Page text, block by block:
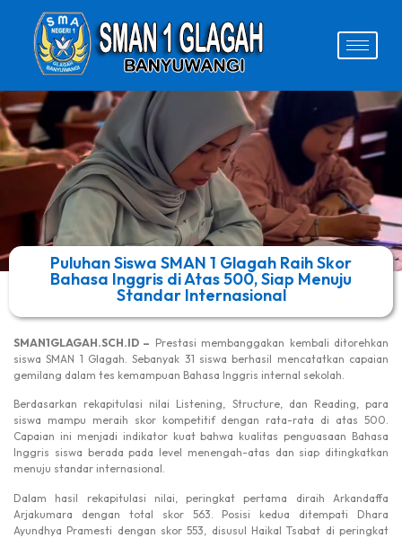
Puluhan Siswa SMAN 1 Glagah Raih Skor
Bahasa Inggris di Atas 500, Siap Menuju
Standar Internasional
SMAN1GLAGAH.SCH.ID – Prestasi membanggakan kembali ditorehkan
siswa SMAN 1 Glagah. Sebanyak 31 siswa berhasil mencatatkan capaian
gemilang dalam tes kemampuan Bahasa Inggris internal sekolah.
Berdasarkan rekapitulasi nilai Listening, Structure, dan Reading, para
siswa mampu meraih skor kompetitif dengan rata-rata di atas 500.
Capaian ini menjadi indikator kuat bahwa kualitas penguasaan Bahasa
Inggris siswa berada pada level menengah-atas dan siap ditingkatkan
menuju standar internasional.
Dalam hasil rekapitulasi nilai, peringkat pertama diraih Arkandaffa
Arjakumara dengan total skor 563. Posisi kedua ditempati Dhara
Ayundhya Pramesti dengan skor 553, disusul Haikal Tsabat di peringkat